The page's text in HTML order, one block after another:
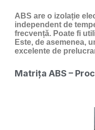
ABS are o izolație
independent de
frecvență. Poate fi
Este, de asemenea,
excelente de
Matrița ABS –